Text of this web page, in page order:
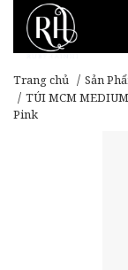
Trang chủ Sản
TÚI MCM
Pink